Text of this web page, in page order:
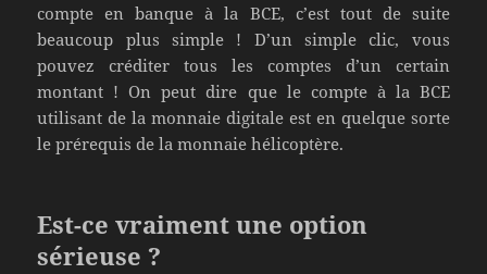
compte en banque à la BCE, c’est tout de suite
beaucoup plus simple ! D’un simple clic, vous
pouvez créditer tous les comptes d’un certain
montant ! On peut dire que le compte à la BCE
utilisant de la monnaie digitale est en quelque sorte
le prérequis de la monnaie hélicoptère.
Est-ce vraiment une option
sérieuse ?